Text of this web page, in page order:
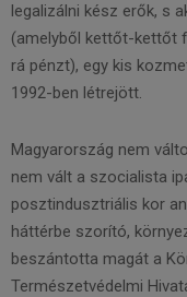
legalizálni kész erők, s
(amelyből kettőt-kettőt
rá pénzt), egy kis
1992-ben létrejött.
Magyarország nem
nem vált a szocialista
posztindusztriális kor
háttérbe szorító,
beszántotta magát a
Természetvédelmi